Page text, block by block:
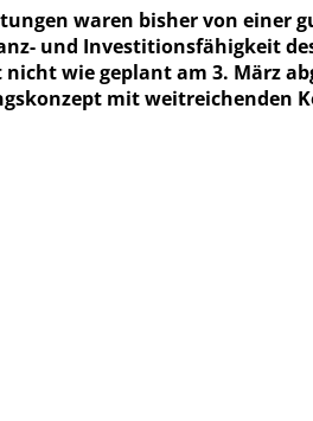
waren bisher von einer
und Investitionsfähigkeit
wie geplant am 3. März
mit weitreichenden